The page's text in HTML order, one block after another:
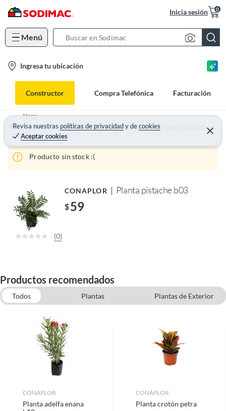
Inicia sesión 0
Menú
c
B
a
n
Ingresa tu ubicación
Constructor Compra Telefónica Facturación
Revisa nuestras políticas de privacidadydecookies
Aceptar cookies
Home
Aire Libre, Jardín y Mascotas - Plantas, Macetas, Fertilizantes y Semillas
Plantas
Producto sin stock :(
CONAPLOR Planta pistache b03
$59
(0)
Productos recomendados
Todos Plantas
Plantas de Exterior
Macetas y Accesorios
CONAPLOR
Planta adelfa enana
CONAPLOR
Planta crotón petra